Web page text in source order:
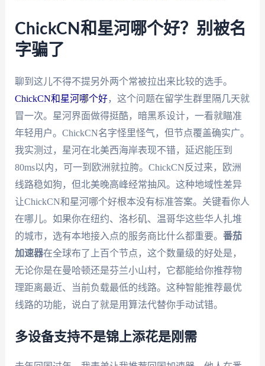
ChickCN和星河哪个好？别被名
字骗了
聊到这儿不得不提另外两个常被拉出来比较的选手。
ChickCN和星河哪个好，这个问题在留学生群里隔几天就
冒一次。星河界面做得挺酷，暗黑系设计，一看就瞄准
年轻用户。ChickCN名字怪里怪气，但节点覆盖确实广。
我实测过，星河在北美西海岸表现不错，延迟能压到
80ms以内，可一到欧洲就拉胯。ChickCN反过来，欧洲
线路稳如狗，但北美晚高峰经常抽风。这种地域性差异
让ChickCN和星河哪个好根本没有标准答案。关键看你人
在哪儿。如果你在纽约、洛杉矶、温哥华这些华人扎堆
的城市，选有本地接入点的服务商比什么都重要。 番茄
加速器在全球布了上百个节点，这个数量级的好处是，
无论你是在曼哈顿还是芬兰小山村，它都能给你推荐物
理距离最近、当前负载最低的线路。这种智能推荐最优
线路的功能，说白了就是用算法代替你手动试错。
多设备支持不是锦上添花是刚需